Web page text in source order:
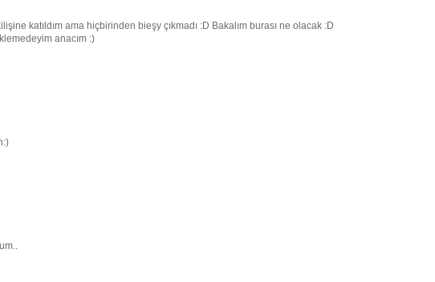
katıldım ama hiçbirinden bieşy çıkmadı :D Bakalım burası ne olacak :D
anacım :)